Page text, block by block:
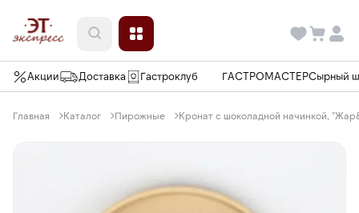
Акции Доставка Гастроклуб ГАСТРОМАСТЕРСырный
Главная Каталог Пирожные Кронат с шоколадной начинкой,